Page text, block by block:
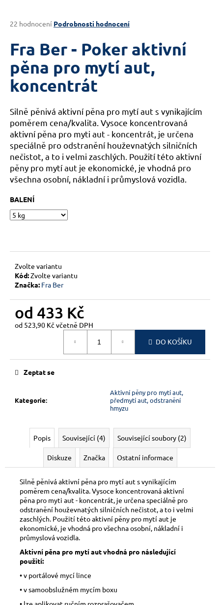
Průměrné
produktu
je
5
hvězdiček.
22 hodnocení Podrobnosti hodnocení
Fra Ber - Poker aktivní
pěna pro mytí aut,
koncentrát
Silně pěnivá aktivní pěna pro mytí aut s vynikajícím
poměrem cena/kvalita. Vysoce koncentrovaná
aktivní pěna pro myti aut - koncentrát, je určena
speciálně pro odstranění houževnatých silničních
nečistot, a to i velmi zaschlých. Použití této aktivní
pěny pro mytí aut je ekonomické, je vhodná pro
všechna osobní, nákladní i průmyslová vozidla.
BALENÍ
Zvolte variantu
Kód:Zvolte variantu
Značka: Fra Ber
od 433 Kč
od 523,90 Kč včetně DPH
DO KOŠÍKU
Kategorie:
Aktivní pěny pro mytí aut,
předmytí aut, odstranění
hmyzu
Zeptat se
Popis Související (4) Související soubory (2)
Diskuze Značka Ostatní informace
Silně pěnivá aktivní pěna pro mytí aut s vynikajícím
poměrem cena/kvalita. Vysoce koncentrovaná aktivní
pěna pro myti aut - koncentrát, je určena speciálně pro
odstranění houževnatých silničních nečistot, a to i velmi
zaschlých. Použití této aktivní pěny pro mytí aut je
ekonomické, je vhodná pro všechna osobní, nákladní i
průmyslová vozidla.
Aktivní pěna pro mytí aut vhodná pro následující
použití:
• v portálové mycí lince
• v samoobslužném mycím boxu
j
t
?
HLEDAT
D
o
p
r
u
č
e
m
e